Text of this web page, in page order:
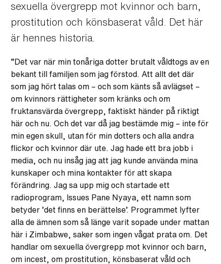
sexuella övergrepp mot kvinnor och barn,
prostitution och könsbaserat våld. Det här
är hennes historia.
”Det var när min tonåriga dotter brutalt våldtogs av en
bekant till familjen som jag förstod. Att allt det där
som jag hört talas om – och som känts så avlägset –
om kvinnors rättigheter som kränks och om
fruktansvärda övergrepp, faktiskt händer på riktigt
här och nu. Och det var då jag bestämde mig – inte för
min egen skull, utan för min dotters och alla andra
flickor och kvinnor där ute. Jag hade ett bra jobb i
media, och nu insåg jag att jag kunde använda mina
kunskaper och mina kontakter för att skapa
förändring. Jag sa upp mig och startade ett
radioprogram, Issues Pane Nyaya, ett namn som
betyder ’det finns en berättelse’. Programmet lyfter
alla de ämnen som så länge varit sopade under mattan
här i Zimbabwe, saker som ingen vågat prata om. Det
handlar om sexuella övergrepp mot kvinnor och barn,
om incest, om prostitution, könsbaserat våld och